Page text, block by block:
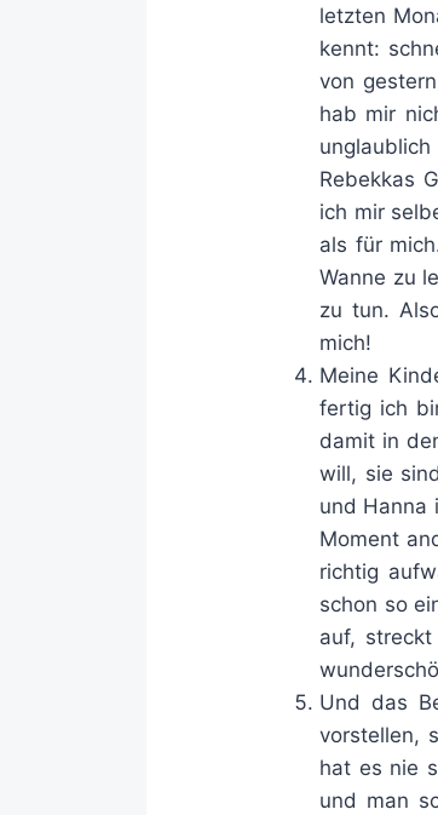
letzten
kennt:
von
hab mir
Rebekkas
ich mir
als für
Wanne zu
zu tun.
mich!
Meine
fertig ich
damit in
will, sie
und Hanna
Moment
richtig
schon so
auf,
Und das
vorstellen,
hat es nie
und man